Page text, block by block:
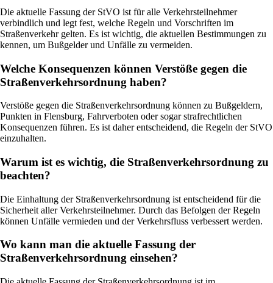
Die aktuelle Fassung der StVO ist für alle Verkehrsteilnehmer
verbindlich und legt fest, welche Regeln und Vorschriften im
Straßenverkehr gelten. Es ist wichtig, die aktuellen Bestimmungen zu
kennen, um Bußgelder und Unfälle zu vermeiden.
Welche Konsequenzen können Verstöße gegen die
Straßenverkehrsordnung haben?
Verstöße gegen die Straßenverkehrsordnung können zu Bußgeldern,
Punkten in Flensburg, Fahrverboten oder sogar strafrechtlichen
Konsequenzen führen. Es ist daher entscheidend, die Regeln der StVO
einzuhalten.
Warum ist es wichtig, die Straßenverkehrsordnung zu
beachten?
Die Einhaltung der Straßenverkehrsordnung ist entscheidend für die
Sicherheit aller Verkehrsteilnehmer. Durch das Befolgen der Regeln
können Unfälle vermieden und der Verkehrsfluss verbessert werden.
Wo kann man die aktuelle Fassung der
Straßenverkehrsordnung einsehen?